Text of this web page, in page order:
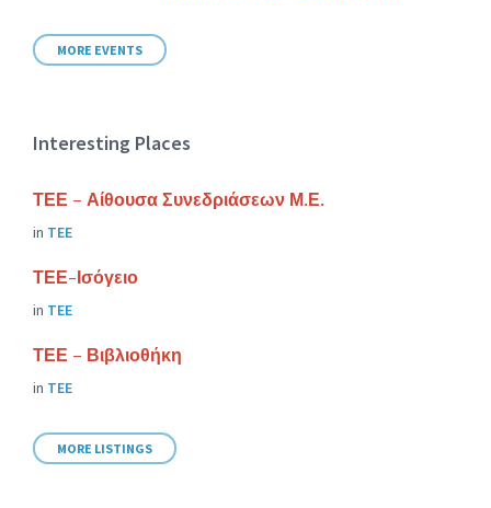
MORE EVENTS
Interesting Places
ΤΕΕ – Αίθουσα Συνεδριάσεων Μ.Ε.
in ΤΕΕ
ΤΕΕ-Ισόγειο
in ΤΕΕ
ΤΕΕ – Βιβλιοθήκη
in ΤΕΕ
MORE LISTINGS